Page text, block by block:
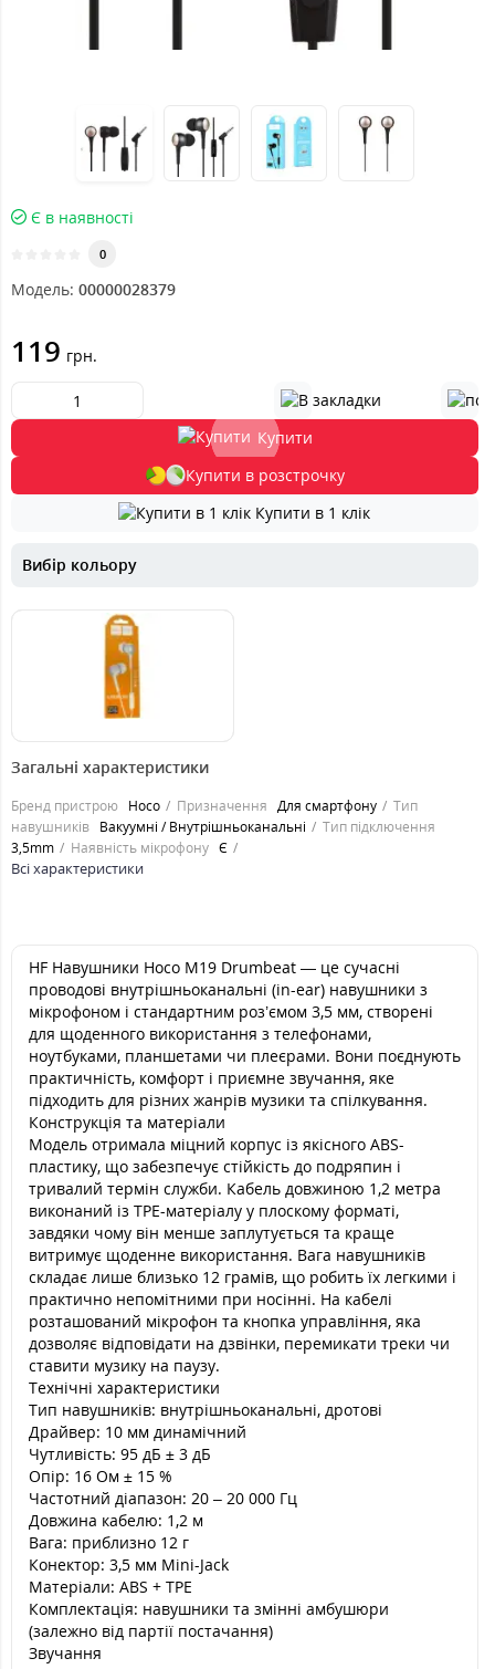
Є в наявності
0
Модель: 00000028379
119 грн.
Купити
Купити в розстрочку
Купити в 1 клік
Вибір кольору
119 грн.
Загальні характеристики
Бренд пристрою Hoco Призначення Для смартфону
Тип
навушників Вакуумні / Внутрішньоканальні
Тип підключення
3,5mm
Наявність мікрофону Є
Всі характеристики
HF Навушники Hoco M19 Drumbeat — це сучасні
проводові внутрішньоканальні (in-ear) навушники з
мікрофоном і стандартним роз’ємом 3,5 мм, створені
для щоденного використання з телефонами,
ноутбуками, планшетами чи плеєрами. Вони поєднують
практичність, комфорт і приємне звучання, яке
підходить для різних жанрів музики та спілкування.
Конструкція та матеріали
Модель отримала міцний корпус із якісного ABS-
пластику, що забезпечує стійкість до подряпин і
тривалий термін служби. Кабель довжиною 1,2 метра
виконаний із TPE-матеріалу у плоскому форматі,
завдяки чому він менше заплутується та краще
витримує щоденне використання. Вага навушників
складає лише близько 12 грамів, що робить їх легкими і
практично непомітними при носінні. На кабелі
розташований мікрофон та кнопка управління, яка
дозволяє відповідати на дзвінки, перемикати треки чи
ставити музику на паузу.
Технічні характеристики
Тип навушників: внутрішньоканальні, дротові
Драйвер: 10 мм динамічний
Чутливість: 95 дБ ± 3 дБ
Опір: 16 Ом ± 15 %
Частотний діапазон: 20 – 20 000 Гц
Довжина кабелю: 1,2 м
Вага: приблизно 12 г
Конектор: 3,5 мм Mini-Jack
Матеріали: ABS + TPE
Комплектація: навушники та змінні амбушюри
(залежно від партії постачання)
Звучання